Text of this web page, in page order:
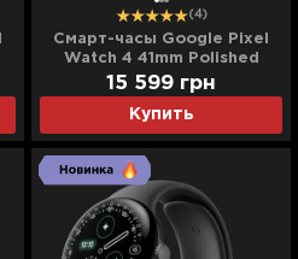
(4)
Смарт-часы Google Pixel
Watch 4 41mm Polished
Silver Aluminum Case /
Porcelain Active Band
Купить
15 599 грн